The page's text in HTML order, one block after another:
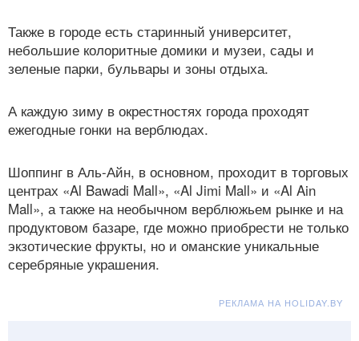
Также в городе есть старинный университет,
небольшие колоритные домики и музеи, сады и
зеленые парки, бульвары и зоны отдыха.
А каждую зиму в окрестностях города проходят
ежегодные гонки на верблюдах.
Шоппинг в Аль-Айн, в основном, проходит в торговых
центрах «Al Bawadi Mall», «Al Jimi Mall» и «Al Ain
Mall», а также на необычном верблюжьем рынке и на
продуктовом базаре, где можно приобрести не только
экзотические фрукты, но и оманские уникальные
серебряные украшения.
РЕКЛАМА НА HOLIDAY.BY